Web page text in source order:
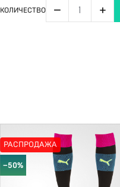
КОЛИЧЕСТВО − +
РАСПРОДАЖА
−50%